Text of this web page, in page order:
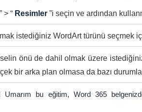
> “ Resimler”i seçin ve ardından
istediğiniz WordArt türünü seçmek
önü de dahil olmak üzere
bir arka plan olmasa da bazı
Umarım bu eğitim, Word 365